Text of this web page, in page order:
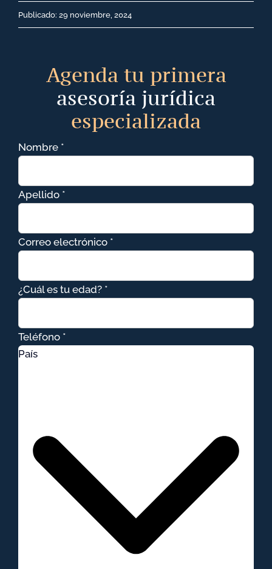
Publicado: 29 noviembre, 2024
Agenda tu primera
asesoría jurídica
especializada
Nombre *
Apellido *
Correo electrónico *
¿Cuál es tu edad? *
Teléfono *
País